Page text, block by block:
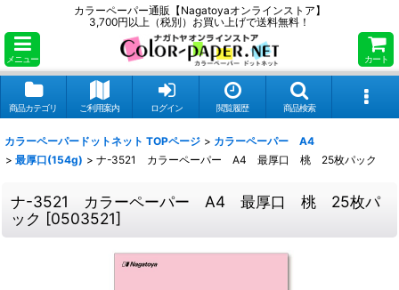
カラーペーパー通販【Nagatoyaオンラインストア】
3,700円以上（税別）お買い上げで送料無料！
メニュー カート
商品カテゴリ ご利用案内 ログイン 閲覧履歴 商品検索
カラーペーパードットネット TOPページ > カラーペーパー A4
> 最厚口(154g) > ナ-3521 カラーペーパー A4 最厚口 桃 25枚パック
ナ-3521 カラーペーパー A4 最厚口 桃 25枚パ
ック [0503521]